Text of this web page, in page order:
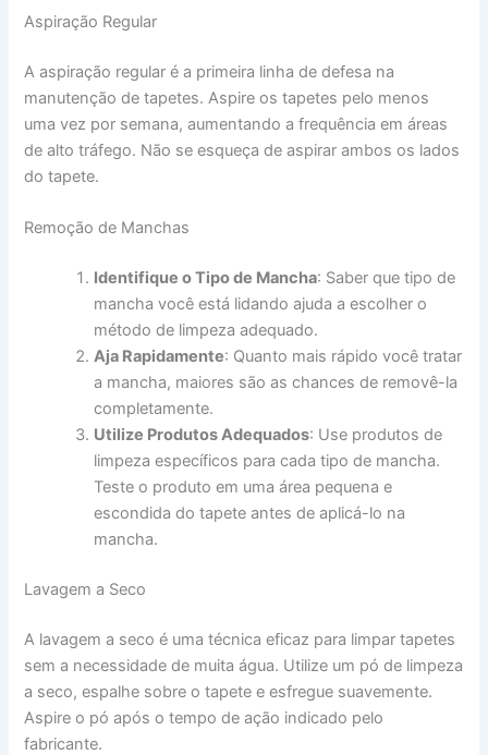
Aspiração Regular
A aspiração regular é a primeira linha de defesa na
manutenção de tapetes. Aspire os tapetes pelo menos
uma vez por semana, aumentando a frequência em áreas
de alto tráfego. Não se esqueça de aspirar ambos os lados
do tapete.
Remoção de Manchas
Identifique o Tipo de Mancha: Saber que tipo de
mancha você está lidando ajuda a escolher o
método de limpeza adequado.
Aja Rapidamente: Quanto mais rápido você tratar
a mancha, maiores são as chances de removê-la
completamente.
Utilize Produtos Adequados: Use produtos de
limpeza específicos para cada tipo de mancha.
Teste o produto em uma área pequena e
escondida do tapete antes de aplicá-lo na
mancha.
Lavagem a Seco
A lavagem a seco é uma técnica eficaz para limpar tapetes
sem a necessidade de muita água. Utilize um pó de limpeza
a seco, espalhe sobre o tapete e esfregue suavemente.
Aspire o pó após o tempo de ação indicado pelo
fabricante.